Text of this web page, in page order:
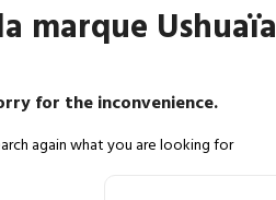
marque Ushuaïa
for the inconvenience.
again what you are looking for